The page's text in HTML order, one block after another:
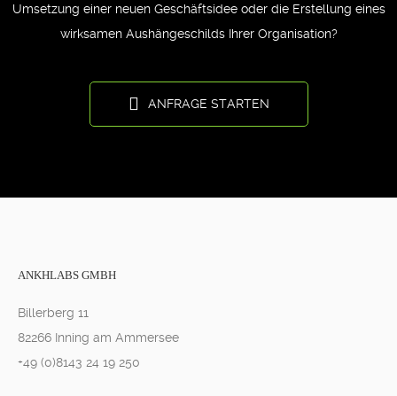
Umsetzung einer neuen Geschäftsidee oder die Erstellung eines
wirksamen Aushängeschilds Ihrer Organisation?
ANFRAGE STARTEN
ANKHLABS GMBH
Billerberg 11
82266 Inning am Ammersee
+49 (0)8143 24 19 250